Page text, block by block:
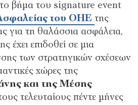
βήμα του signature event
του ΟΗΕ της
για τη θαλάσσια ασφάλεια,
επιδοθεί σε μια
των στρατηγικών σχέσεων
χώρες της
και της Μέσης
τελευταίους πέντε μήνες